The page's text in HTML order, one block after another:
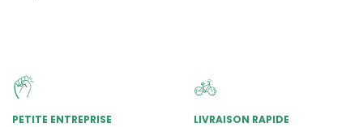
PETITE ENTREPRISE
LIVRAISON RAPIDE